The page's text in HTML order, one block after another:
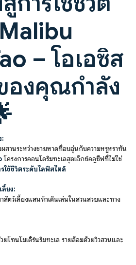
Malibu
– โอเอซิส
องคุณกำลัง
:
านระหว่างชายหาดที่อบอุ่นกับความหรูหราทัน
โครงการคอนโดริมทะเลสุดเอ็กซ์คลูซีฟที่ไม่ใช่
รใช้ชีวิตระดับไลฟ์สไตล์
ลี้ยง:
สัตว์เลี้ยงแสนรักเดินเล่นในสวนสวยและทาง
โทนโมเดิร์นริมทะเล รายล้อมด้วยวิวสวนและ